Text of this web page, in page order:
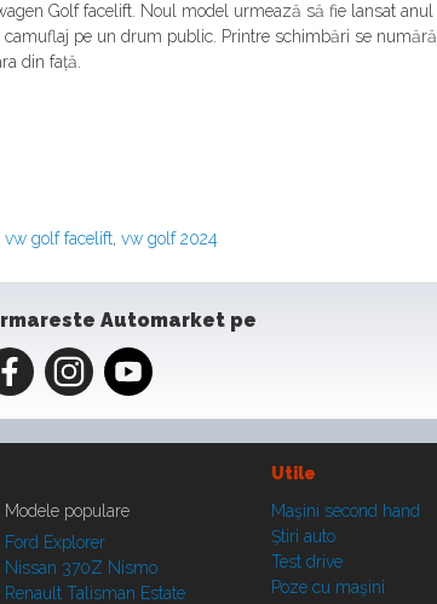
Golf facelift. Noul model urmează să fie lansat anul
pe un drum public. Printre schimbări se numără
din față.
vw golf facelift, vw golf 2024
Automarket pe
Utile
Modele populare
Ford Explorer
Nissan 370Z Nismo
Renault Talisman Estate
Maşini second hand
Ştiri auto
Test drive
Poze cu maşini